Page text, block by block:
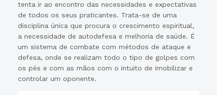
tenta ir ao encontro das necessidades e expectativas
de todos os seus praticantes. Trata-se de uma
disciplina única que procura o crescimento espiritual,
a necessidade de autodefesa e melhoria de saúde. É
um sistema de combate com métodos de ataque e
defesa, onde se realizam todo o tipo de golpes com
os pés e com as mãos com o intuito de imobilizar e
controlar um oponente.